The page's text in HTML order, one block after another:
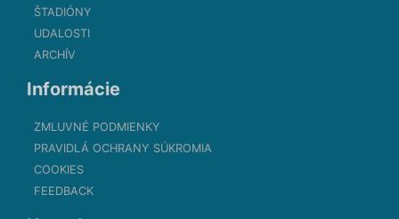
ŠTADIÓNY
UDALOSTI
ARCHÍV
Informácie
ZMLUVNÉ PODMIENKY
PRAVIDLÁ OCHRANY SÚKROMIA
COOKIES
FEEDBACK